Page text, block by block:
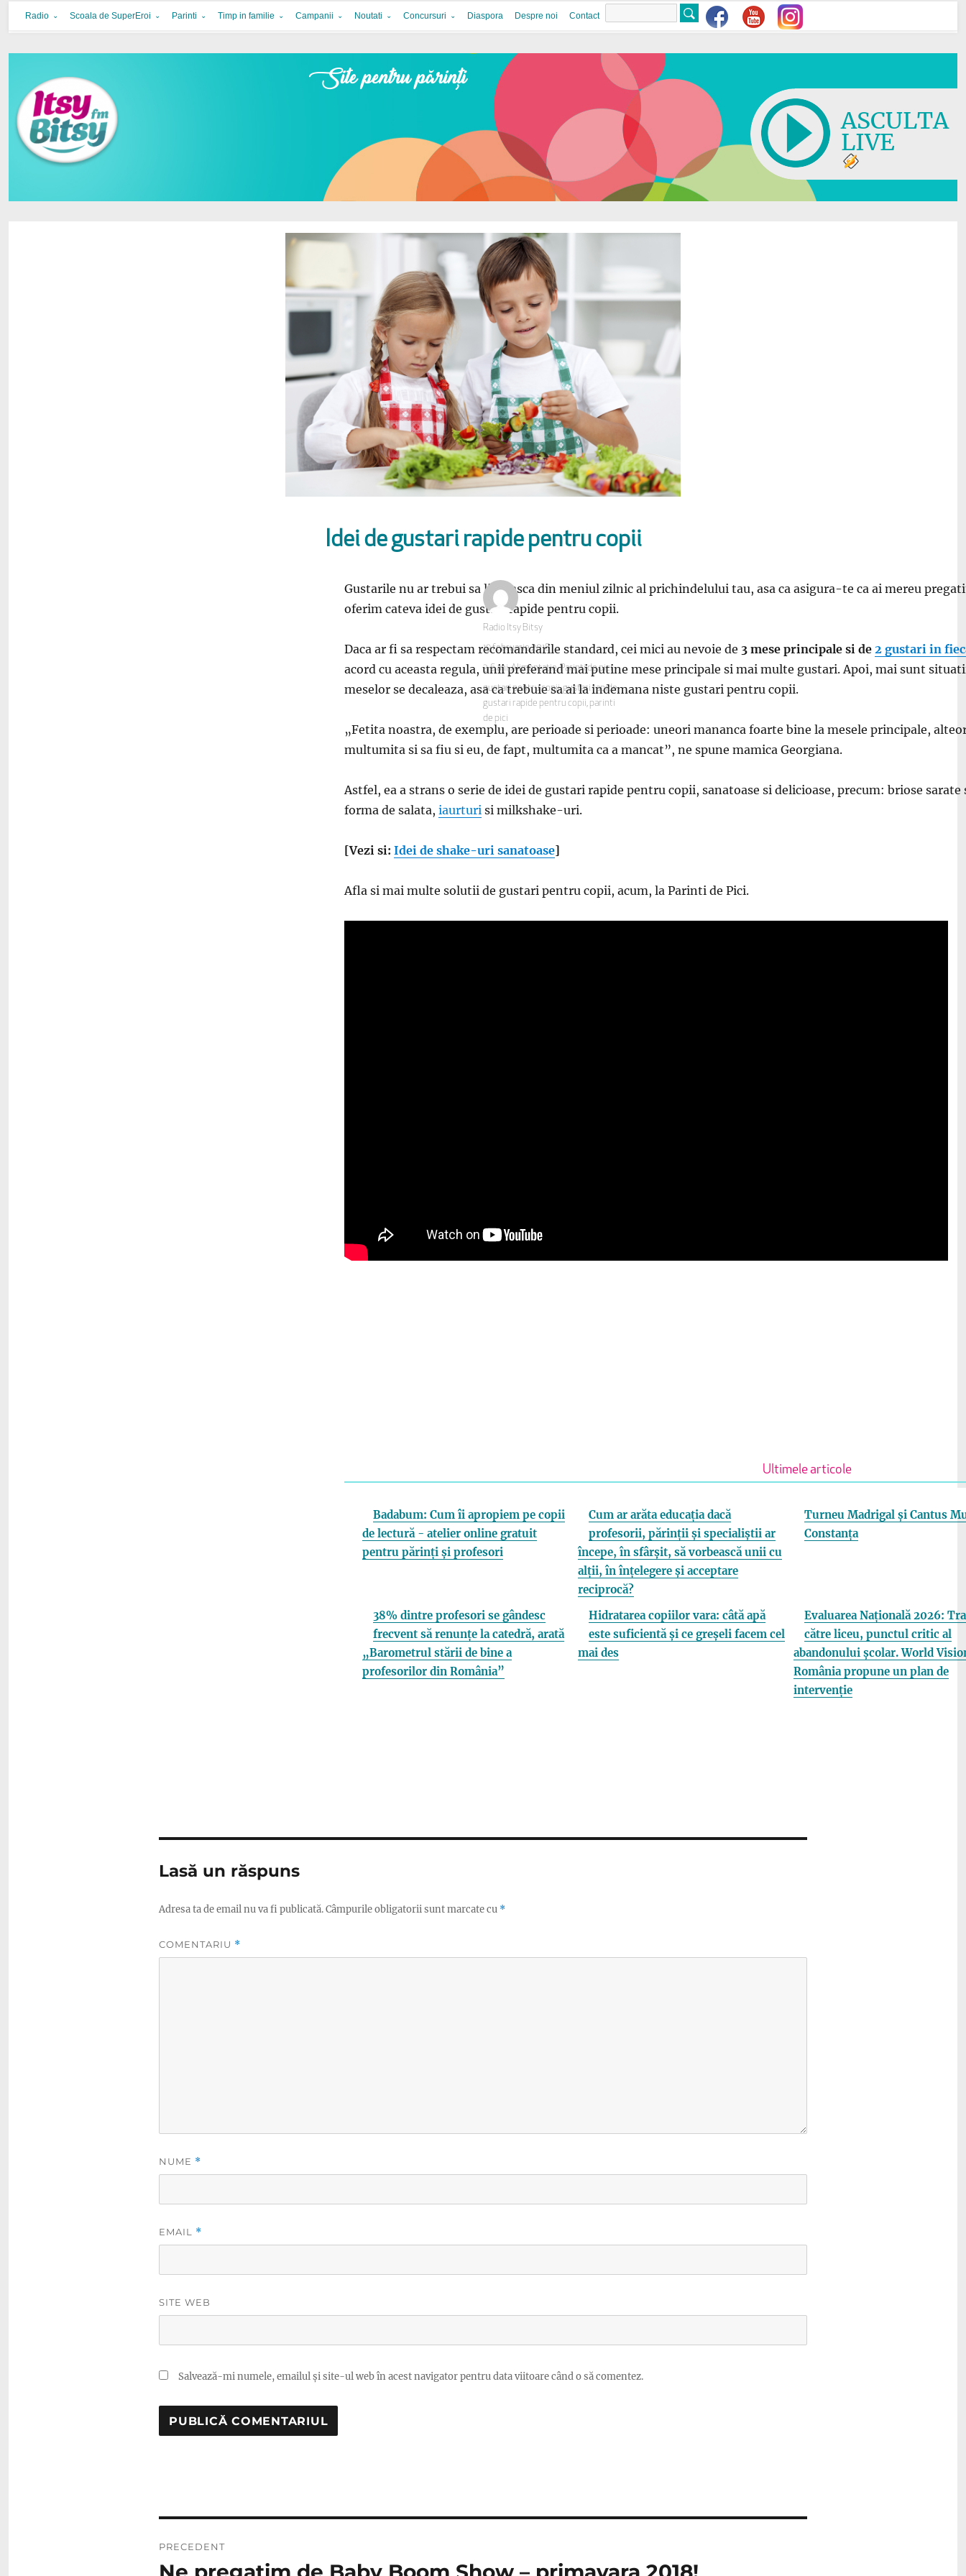
Itsy Bitsy
bucurie in familie
Radio Scoala de SuperEroi Parinti Timp in familie Campanii Noutati Concursuri Diaspora Despre noi Contact
ASCULTA
LIVE
Idei de gustari rapide pentru copii
Gustarile nu ar trebui sa lipseasca din meniul zilnic al prichindelului tau, asa ca asigura-te ca ai mereu
oferim cateva idei de gustari rapide pentru copii.
Daca ar fi sa respectam recomandarile standard, cei mici au nevoie de 3 mese principale si de 2 gustari in
acord cu aceasta regula, unii preferand mai putine mese principale si mai multe gustari. Apoi, mai sunt
meselor se decaleaza, asa ca trebuie sa ai la indemana niste gustari pentru copii.
„Fetita noastra, de exemplu, are perioade si perioade: uneori mananca foarte bine la mesele principale,
multumita si sa fiu si eu, de fapt, multumita ca a mancat”, ne spune mamica Georgiana.
Astfel, ea a strans o serie de idei de gustari rapide pentru copii, sanatoase si delicioase, precum: briose
forma de salata, iaurturisi milkshake-uri.
[Vezi si: Idei de shake-uri sanatoase]
Afla si mai multe solutii de gustari pentru copii, acum, la Parinti de Pici.
Ultimele articole
Badabum: Cum îi apropiem pe copii
de lectură - atelier online gratuit
pentru părinți și profesori
Cum ar arăta educația dacă
profesorii, părinții și specialiștii ar
începe, în sfârșit, să vorbească unii cu
alții, în înțelegere și acceptare
reciprocă?
Turneu Madrigal și Cantus
Constanța
38% dintre profesori se gândesc
frecvent să renunțe la catedră, arată
„Barometrul stării de bine a
profesorilor din România”
Hidratarea copiilor vara: câtă apă
este suficientă și ce greșeli facem cel
mai des
Evaluarea Națională 2026:
către liceu, punctul critic al
abandonului școlar. World
România propune un plan de
intervenție
Autor
Radio Itsy Bitsy
Publicat
pe
19 februarie 2018
Categorii
3-6 ani,Alimentatie,Parinti de pici
Etichete
gustari pentru copii,gustari rapide,
gustari rapide pentru copii, parinti
de pici
Lasă un răspuns
Adresa ta de email nu va fi publicată.Câmpurile obligatorii sunt marcate cu *
COMENTARIU *
NUME *
EMAIL *
SITE WEB
Salvează-mi numele, emailul și site-ul web în acest navigator pentru data viitoare când o să comentez.
în
PRECEDENT
Articolul